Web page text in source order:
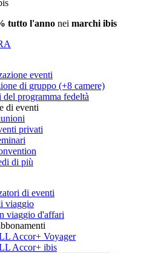
tutto l'anno nei marchi ibis
eventi
di gruppo (+8 camere)
del programma fedeltà
di eventi
privati
di più
di eventi
viaggio
viaggio d'affari
Accor+ Voyager
Accor+ ibis